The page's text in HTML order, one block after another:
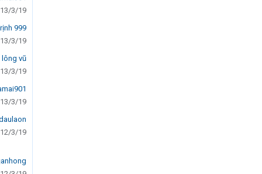
13/3/19
999
13/3/19
lông vũ
13/3/19
13/3/19
12/3/19